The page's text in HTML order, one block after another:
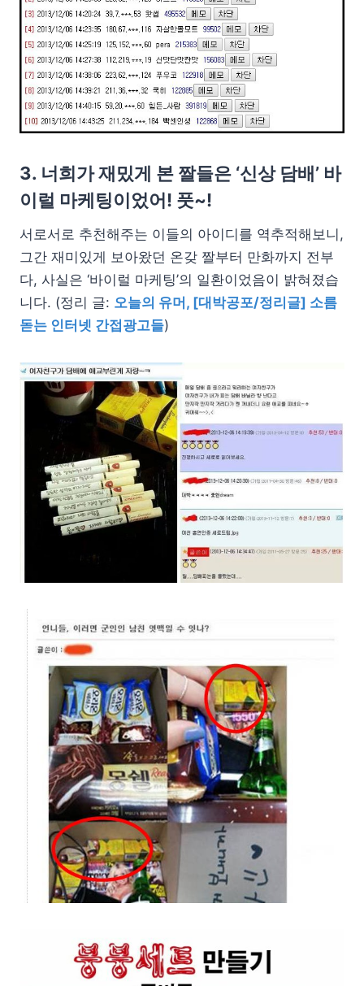
3. 너희가 재밌게 본 짤들은 ‘신상 담배’ 바
이럴 마케팅이었어! 풋~!
서로서로 추천해주는 이들의 아이디를 역추적해보니,
그간 재미있게 보아왔던 온갖 짤부터 만화까지 전부
다, 사실은 ‘바이럴 마케팅’의 일환이었음이 밝혀졌습
니다. (정리 글: 오늘의 유머, [대박공포/정리글] 소름
돋는 인터넷 간접광고들)